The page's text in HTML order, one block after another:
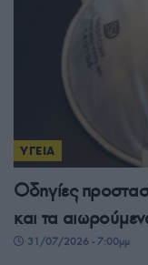
ΥΓΕΙΑ
Οδηγίες
και τα
31/07/2026 - 7:00μμ